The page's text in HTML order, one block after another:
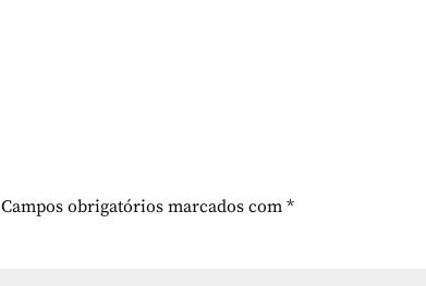
Campos obrigatórios marcados com *